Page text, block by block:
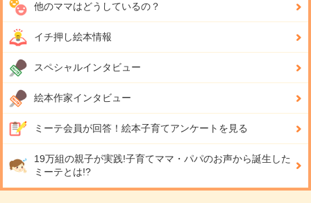
他のママはどうしているの？
イチ押し絵本情報
スペシャルインタビュー
絵本作家インタビュー
ミーテ会員が回答！ 絵本子育てアンケートを見る
19万組の親子が実践!子育てママ・パパのお声から誕生した
ミーテとは!?